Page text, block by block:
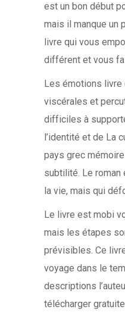
est un bon début
mais il manque un
livre qui vous
différent et vous
Les émotions
viscérales et
difficiles à
l’identité et de La
pays grec
subtilité. Le roman
la vie, mais qui
Le livre est mobi
mais les étapes
prévisibles. Ce
voyage dans le
descriptions
télécharger